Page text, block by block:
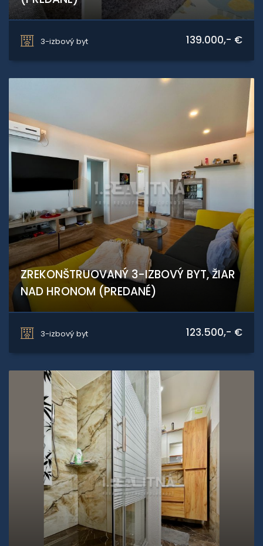
3-izbový byt
139.000,- €
ZREKONŠTRUOVANÝ 3-IZBOVÝ BYT, ŽIAR
NAD HRONOM (PREDANÉ)
3-izbový byt
123.500,- €